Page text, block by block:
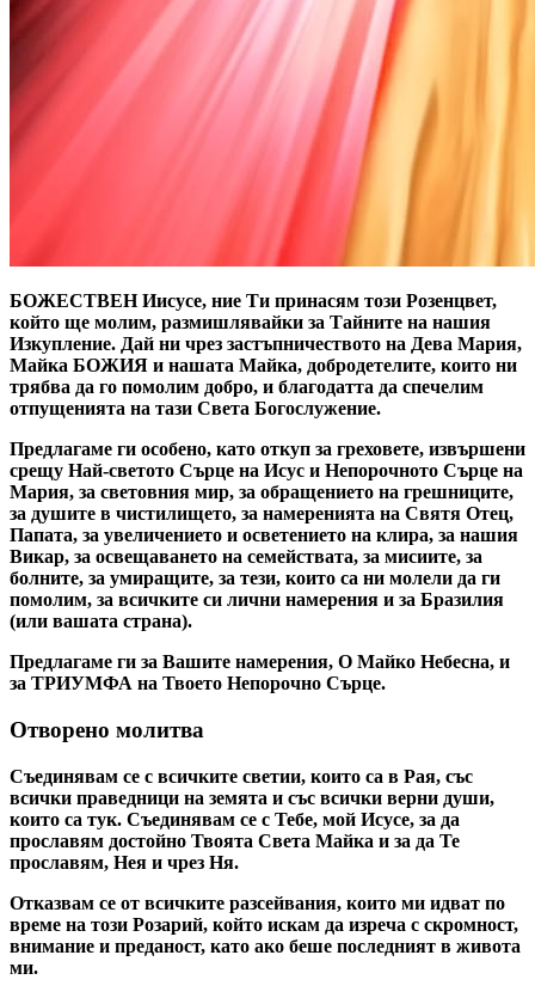
БОЖЕСТВЕН Иисусе, ние Ти принасям този Розенцвет,
който ще молим, размишлявайки за Тайните на нашия
Изкупление. Дай ни чрез застъпничеството на Дева Мария,
Майка БОЖИЯ и нашата Майка, добродетелите, които ни
трябва да го помолим добро, и благодатта да спечелим
отпущенията на тази Света Богослужение.
Предлагаме ги особено, като откуп за греховете, извършени
срещу Най-светото Сърце на Исус и Непорочното Сърце на
Мария, за световния мир, за обращението на грешниците,
за душите в чистилището, за намеренията на Святя Отец,
Папата, за увеличението и осветението на клира, за нашия
Викар, за освещаването на семействата, за мисиите, за
болните, за умиращите, за тези, които са ни молели да ги
помолим, за всичките си лични намерения и за Бразилия
(или вашата страна).
Предлагаме ги за Вашите намерения, О Майко Небесна, и
за ТРИУМФА на Твоето Непорочно Сърце.
Отворено молитва
Съединявам се с всичките светии, които са в Рая, със
всички праведници на земята и със всички верни души,
които са тук. Съединявам се с Тебе, мой Исусе, за да
прославям достойно Твоята Света Майка и за да Те
прославям, Нея и чрез Ня.
Отказвам се от всичките разсейвания, които ми идват по
време на този Розарий, който искам да изреча с скромност,
внимание и преданост, като ако беше последният в живота
ми.